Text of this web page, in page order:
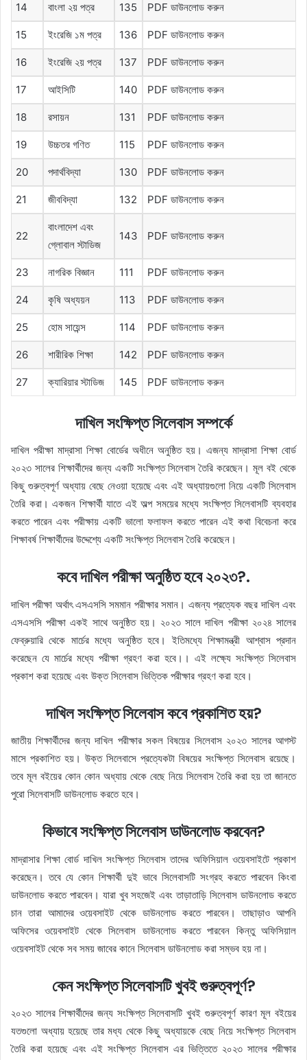
14 বাংলা ২য় পত্র 135 PDF ডাউনলোড করুন
15 ইংরেজি ১ম পত্র 136 PDF ডাউনলোড করুন
16 ইংরেজি ২য় পত্র 137 PDF ডাউনলোড করুন
17 আইসিটি 140 PDF ডাউনলোড করুন
18 রসায়ন 131 PDF ডাউনলোড করুন
19 উচ্চতর গণিত 115 PDF ডাউনলোড করুন
20 পদার্থবিদ্যা 130 PDF ডাউনলোড করুন
21 জীববিদ্যা 132 PDF ডাউনলোড করুন
22
বাংলাদেশ এবং
গ্লোবাল স্টাডিজ
143 PDF ডাউনলোড করুন
23 নাগরিক বিজ্ঞান 111 PDF ডাউনলোড করুন
24 কৃষি অধ্যয়ন 113 PDF ডাউনলোড করুন
25 হোম সায়েন্স 114 PDF ডাউনলোড করুন
26 শারীরিক শিক্ষা 142 PDF ডাউনলোড করুন
27 ক্যারিয়ার স্টাডিজ 145 PDF ডাউনলোড করুন
দাখিল সংক্ষিপ্ত সিলেবাস সম্পর্কে
দাখিল পরীক্ষা মাদ্রাসা শিক্ষা বোর্ডের অধীনে অনুষ্ঠিত হয়। এজন্য মাদ্রাসা শিক্ষা বোর্ড
২০২৩ সালের শিক্ষার্থীদের জন্য একটি সংক্ষিপ্ত সিলেবাস তৈরি করেছেন। মূল বই থেকে
কিছু গুরুত্বপূর্ণ অধ্যায় বেছে নেওয়া হয়েছে এবং এই অধ্যায়গুলো নিয়ে একটি সিলেবাস
তৈরি করা। একজন শিক্ষার্থী যাতে এই অল্প সময়ের মধ্যে সংক্ষিপ্ত সিলেবাসটি ব্যবহার
করতে পারেন এবং পরীক্ষায় একটি ভালো ফলাফল করতে পারেন এই কথা বিবেচনা করে
শিক্ষাবর্ষ শিক্ষার্থীদের উদ্দেশ্যে একটি সংক্ষিপ্ত সিলেবাস তৈরি করেছেন।
কবে দাখিল পরীক্ষা অনুষ্ঠিত হবে ২০২৩?.
দাখিল পরীক্ষা অর্থাৎ এসএসসি সমমান পরীক্ষার সমান। এজন্য প্রত্যেক বছর দাখিল এবং
এসএসসি পরীক্ষা একই সাথে অনুষ্ঠিত হয়। ২০২৩ সালে দাখিল পরীক্ষা ২০২৪ সালের
ফেব্রুয়ারি থেকে মার্চের মধ্যে অনুষ্ঠিত হবে। ইতিমধ্যে শিক্ষামন্ত্রী আশ্বাস প্রদান
করেছেন যে মার্চের মধ্যে পরীক্ষা গ্রহণ করা হবে।। এই লক্ষ্যে সংক্ষিপ্ত সিলেবাস
প্রকাশ করা হয়েছে এবং উক্ত সিলেবাস ভিত্তিক পরীক্ষার গ্রহণ করা হবে।
দাখিল সংক্ষিপ্ত সিলেবাস কবে প্রকাশিত হয়?
জাতীয় শিক্ষার্থীদের জন্য দাখিল পরীক্ষার সকল বিষয়ের সিলেবাস ২০২৩ সালের আগস্ট
মাসে প্রকাশিত হয়। উক্ত সিলেবাসে প্রত্যেকটা বিষয়ের সংক্ষিপ্ত সিলেবাস রয়েছে।
তবে মূল বইয়ের কোন কোন অধ্যায় থেকে বেছে নিয়ে সিলেবাস তৈরি করা হয় তা জানতে
পুরো সিলেবাসটি ডাউনলোড করতে হবে।
কিভাবে সংক্ষিপ্ত সিলেবাস ডাউনলোড করবেন?
মাদ্রাসার শিক্ষা বোর্ড দাখিল সংক্ষিপ্ত সিলেবাস তাদের অফিসিয়াল ওয়েবসাইটে প্রকাশ
করেছেন। তবে যে কোন শিক্ষার্থী দুই ভাবে সিলেবাসটি সংগ্রহ করতে পারবেন কিংবা
ডাউনলোড করতে পারবেন। যারা খুব সহজেই এবং তাড়াতাড়ি সিলেবাস ডাউনলোড করতে
চান তারা আমাদের ওয়েবসাইট থেকে ডাউনলোড করতে পারবেন। তাছাড়াও আপনি
অফিসের ওয়েবসাইট থেকে সিলেবাস ডাউনলোড করতে পারবেন কিন্তু অফিসিয়াল
ওয়েবসাইট থেকে সব সময় জাবের কানে সিলেবাস ডাউনলোড করা সম্ভব হয় না।
কেন সংক্ষিপ্ত সিলেবাসটি খুবই গুরুত্বপূর্ণ?
২০২৩ সালের শিক্ষার্থীদের জন্য সংক্ষিপ্ত সিলেবাসটি খুবই গুরুত্বপূর্ণ কারণ মূল বইয়ের
যতগুলো অধ্যায় হয়েছে তার মধ্য থেকে কিছু অধ্যায়কে বেছে নিয়ে সংক্ষিপ্ত সিলেবাস
তৈরি করা হয়েছে এবং এই সংক্ষিপ্ত সিলেবাস এর ভিত্তিতে ২০২৩ সালের পরীক্ষার